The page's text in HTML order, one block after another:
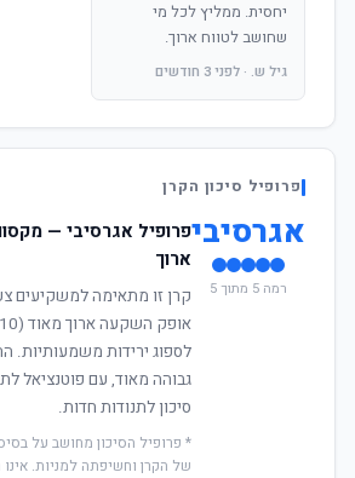
יחסית. ממליץ לכל מי
שחושב לטווח ארוך.
גיל ש. · לפני 3 חודשים
פרופיל סיכון הקרן
אגרסיבי
רמה 5 מתוך 5
פרופיל אגרסיבי —
ארוך
קרן זו מתאימה למשקיעים
לספוג ירידות משמעותיות.
גבוהה מאוד, עם פוטנציאל
סיכון לתנודות חדות.
* פרופיל הסיכון מחושב על
של הקרן וחשיפתה למניות.